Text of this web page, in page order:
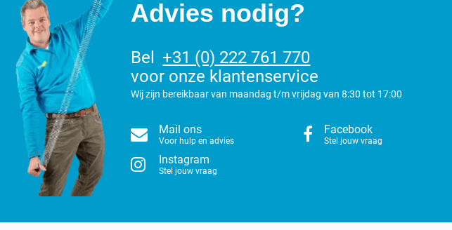
Advies nodig?
Bel
+31 (0) 222 761 770
voor onze klantenservice
Wij zijn bereikbaar van maandag t/m vrijdag van 8:30 tot 17:00
Mail ons
Voor hulp en advies
Facebook
Stel jouw vraag
Instagram
Stel jouw vraag